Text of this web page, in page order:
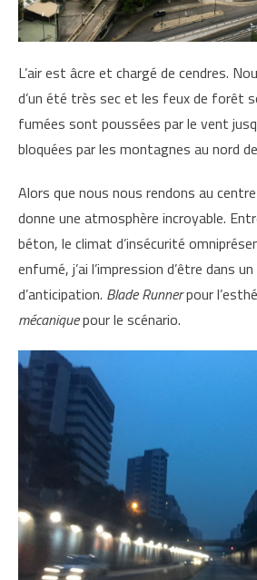
L’air est âcre et chargé de cendres.
d’un été très sec et les feux de forêt
fumées sont poussées par le vent
bloquées par les montagnes au nord
Alors que nous nous rendons au
donne une atmosphère incroyable.
béton, le climat d’insécurité
enfumé, j’ai l’impression d’être dans
d’anticipation. Blade Runnerpour
mécaniquepour le scénario.